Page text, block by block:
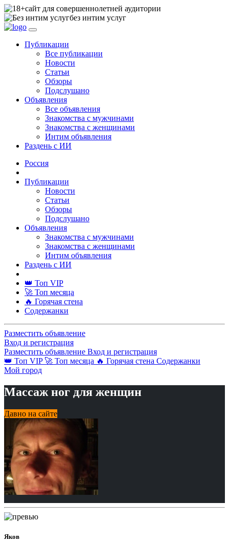
сайт для совершеннолетней аудитории
без интим услуг
Публикации
Все публикации
Новости
Статьи
Обзоры
Подслушано
Объявления
Все объявления
Знакомства с мужчинами
Знакомства с женщинами
Интим объявления
Раздень с ИИ
Россия
Публикации
Новости
Статьи
Обзоры
Подслушано
Объявления
Знакомства с мужчинами
Знакомства с женщинами
Интим объявления
Раздень с ИИ
👑 Топ VIP
🚀 Топ месяца
🔥 Горячая стена
Содержанки
Разместить объявление
Вход и регистрация
Разместить объявление Вход и регистрация
👑 Топ VIP 🚀 Топ месяца 🔥 Горячая стена Содержанки
Мой город
Массаж ног для женщин
Давно на сайте
Яков